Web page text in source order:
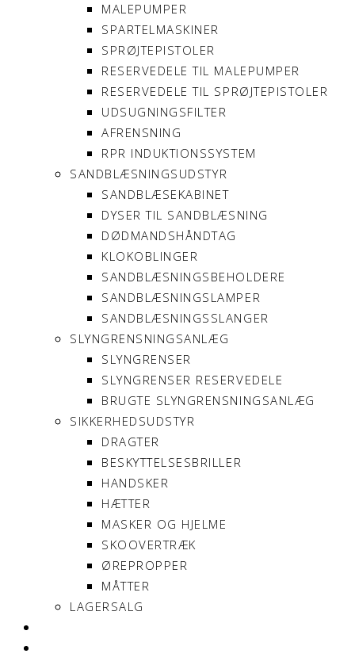
MALEPUMPER
SPARTELMASKINER
SPRØJTEPISTOLER
RESERVEDELE TIL MALEPUMPER
RESERVEDELE TIL SPRØJTEPISTOLER
UDSUGNINGSFILTER
AFRENSNING
RPR INDUKTIONSSYSTEM
SANDBLÆSNINGSUDSTYR
SANDBLÆSEKABINET
DYSER TIL SANDBLÆSNING
DØDMANDSHÅNDTAG
KLOKOBLINGER
SANDBLÆSNINGSBEHOLDERE
SANDBLÆSNINGSLAMPER
SANDBLÆSNINGSSLANGER
SLYNGRENSNINGSANLÆG
SLYNGRENSER
SLYNGRENSER RESERVEDELE
BRUGTE SLYNGRENSNINGSANLÆG
SIKKERHEDSUDSTYR
DRAGTER
BESKYTTELSESBRILLER
HANDSKER
HÆTTER
MASKER OG HJELME
SKOOVERTRÆK
ØREPROPPER
MÅTTER
LAGERSALG